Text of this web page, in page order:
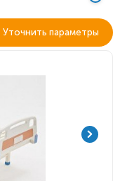
Уточнить параметры